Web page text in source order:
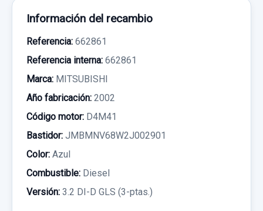
Información del recambio
Referencia: 662861
Referencia interna: 662861
Marca: MITSUBISHI
Año fabricación: 2002
Código motor: D4M41
Bastidor: JMBMNV68W2J002901
Color: Azul
Combustible: Diesel
Versión: 3.2 DI-D GLS (3-ptas.)